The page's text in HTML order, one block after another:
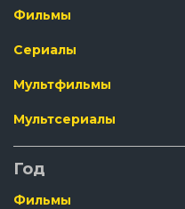
Фильмы
Сериалы
Мультфильмы
Мультсериалы
Год
Фильмы